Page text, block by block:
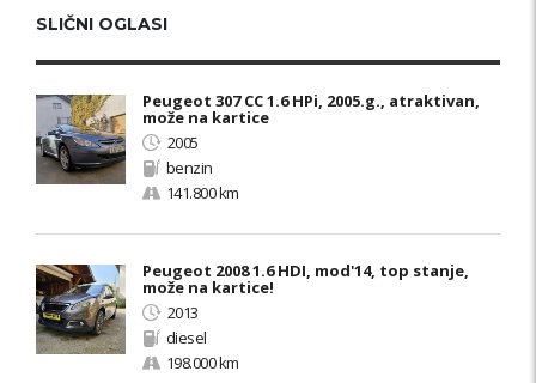
SLIČNI OGLASI
Peugeot 307 CC 1.6 HPi, 2005.g., atraktivan,
može na kartice
2005
benzin
141.800 km
Peugeot 2008 1.6 HDI, mod'14, top stanje,
može na kartice!
2013
diesel
198.000 km